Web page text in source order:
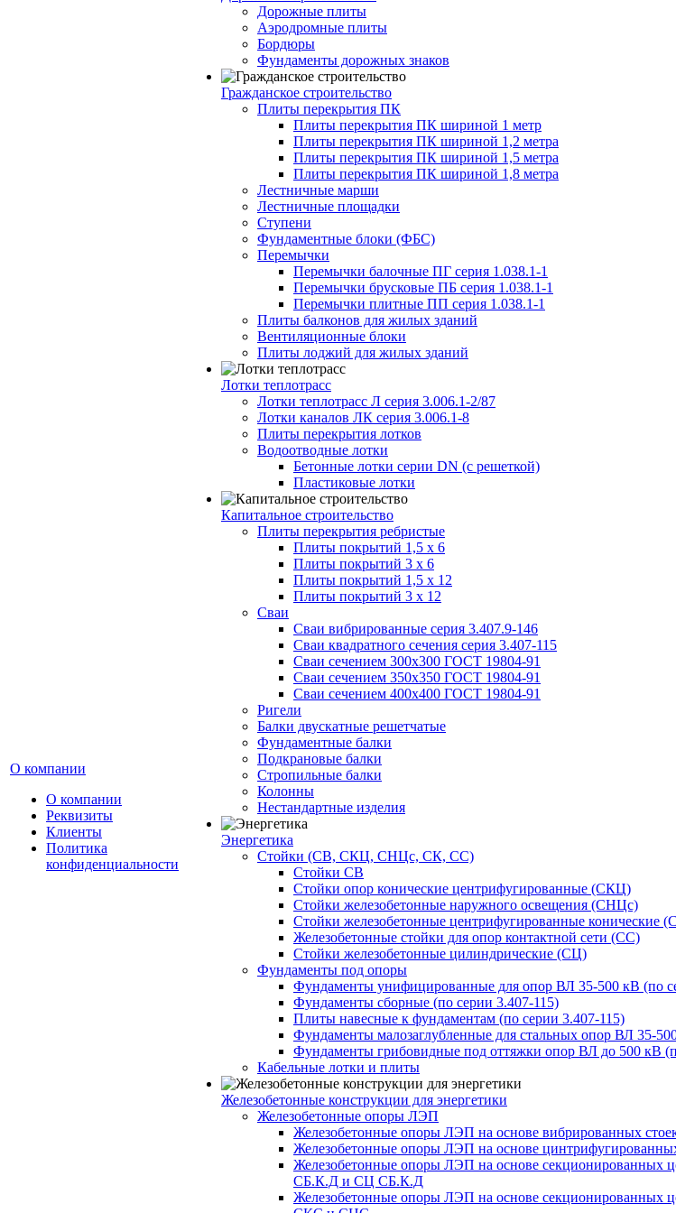
О компании
О компании
Реквизиты
Клиенты
Политика
конфиденциальности
Дорожные плиты
Аэродромные плиты
Бордюры
Фундаменты дорожных знаков
Гражданское строительство
Плиты перекрытия ПК
Плиты перекрытия ПК шириной 1 метр
Плиты перекрытия ПК шириной 1,2 метра
Плиты перекрытия ПК шириной 1,5 метра
Плиты перекрытия ПК шириной 1,8 метра
Лестничные марши
Лестничные площадки
Ступени
Фундаментные блоки (ФБС)
Перемычки
Перемычки балочные ПГ серия 1.038.1-1
Перемычки брусковые ПБ серия 1.038.1-1
Перемычки плитные ПП серия 1.038.1-1
Плиты балконов для жилых зданий
Вентиляционные блоки
Плиты лоджий для жилых зданий
Лотки теплотрасс
Лотки теплотрасс Л серия 3.006.1-2/87
Лотки каналов ЛК серия 3.006.1-8
Плиты перекрытия лотков
Водоотводные лотки
Бетонные лотки серии DN (с решеткой)
Пластиковые лотки
Капитальное строительство
Плиты перекрытия ребристые
Плиты покрытий 1,5 x 6
Плиты покрытий 3 x 6
Плиты покрытий 1,5 x 12
Плиты покрытий 3 x 12
Сваи
Сваи вибрированные серия 3.407.9-146
Сваи квадратного сечения серия 3.407-115
Сваи сечением 300х300 ГОСТ 19804-91
Сваи сечением 350х350 ГОСТ 19804-91
Сваи сечением 400х400 ГОСТ 19804-91
Ригели
Балки двускатные решетчатые
Фундаментные балки
Подкрановые балки
Стропильные балки
Колонны
Нестандартные изделия
Энергетика
Стойки (СВ, СКЦ, СНЦс, СК, СС)
Стойки СВ
Стойки опор конические центрифугированные (СКЦ)
Стойки железобетонные наружного освещения (СНЦс)
Стойки железобетонные центрифугированные конические
Железобетонные стойки для опор контактной сети (СС)
Стойки железобетонные цилиндрические (СЦ)
Фундаменты под опоры
Фундаменты унифицированные для опор ВЛ 35-500 кВ (по
Фундаменты сборные (по серии 3.407-115)
Плиты навесные к фундаментам (по серии 3.407-115)
Фундаменты малозаглубленные для стальных опор ВЛ 35-
Фундаменты грибовидные под оттяжки опор ВЛ до 500 кВ
Кабельные лотки и плиты
Железобетонные конструкции для энергетики
Железобетонные опоры ЛЭП
Железобетонные опоры ЛЭП на основе вибрированных
Железобетонные опоры ЛЭП на основе
Железобетонные опоры ЛЭП на основе секционированных
СБ.К.Д и СЦ СБ.К.Д
Железобетонные опоры ЛЭП на основе секционированных